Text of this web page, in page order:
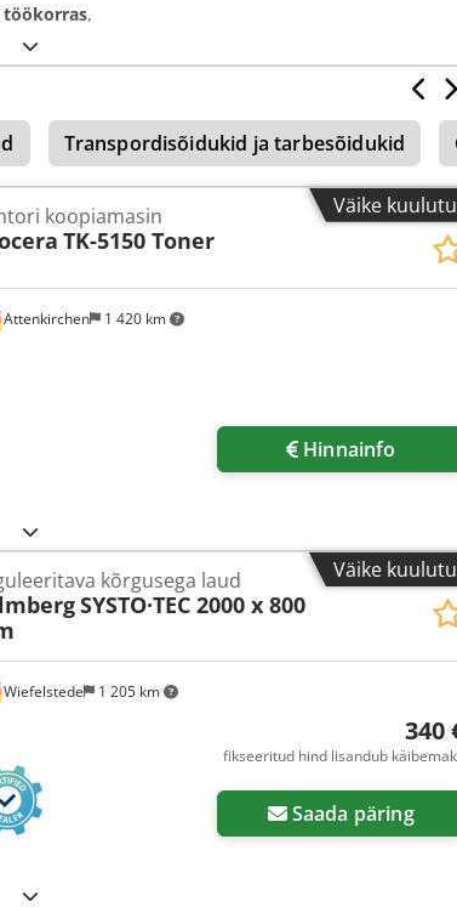
,
Transpordisõidukid ja tarbesõidukid
Väike
Attenkirchen 1 420 km
koopiamasin
TK-5150 Toner
Hinnainfo
Väike
Wiefelstede 1 205 km
kõrgusega laud
SYSTO·TEC 2000 x 800
340
fikseeritud hind lisandub
Saada päring